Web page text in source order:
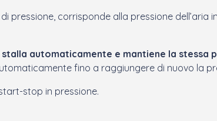
pressione, corrisponde alla pressione
automaticamente e mantiene la stessa
fino a raggiungere di nuovo la
stop in pressione.